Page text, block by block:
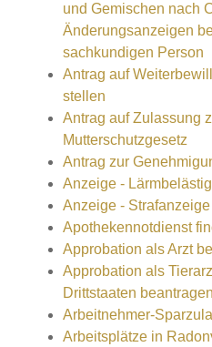
und Gemischen nach
Änderungsanzeigen
sachkundigen Person
Antrag auf
stellen
Antrag auf Zulassung
Mutterschutzgesetz
Antrag zur
Anzeige -
Anzeige -
Apothekennotdienst
Approbation als Arzt
Approbation als
Drittstaaten beantragen
Arbeitnehmer-
Arbeitsplätze in